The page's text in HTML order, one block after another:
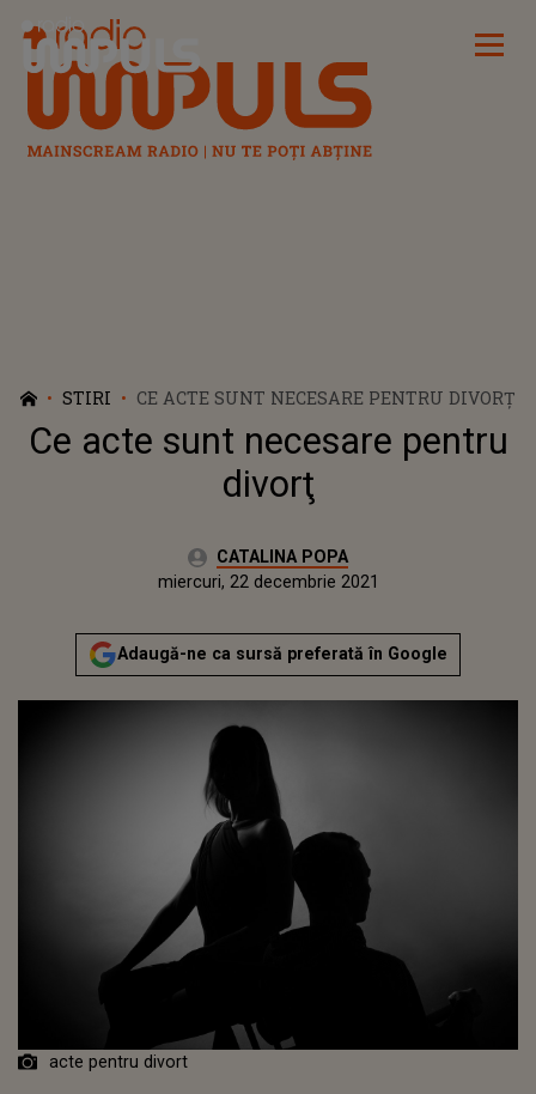
Radio Impuls
STIRI CE ACTE SUNT NECESARE PENTRU DIVORŢ
Ce acte sunt necesare pentru
divorţ
Autor:CATALINA POPA
miercuri, 22 decembrie 2021
Actualizat:
miercuri, 22 decembrie 2021
Adaugă-ne ca sursă preferată în Google
acte pentru divort